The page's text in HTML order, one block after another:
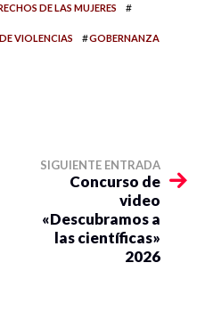
DE LAS MUJERES #
VIOLENCIAS #GOBERNANZA
SIGUIENTE ENTRADA
Concurso de
video
«Descubramos a
las científicas»
2026